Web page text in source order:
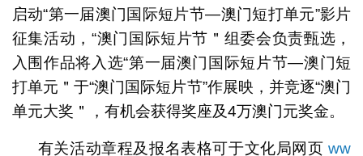
启动“第一届澳门国际短片节―澳门短打单元”影片
征集活动，“澳门国际短片节＂组委会负责甄选，
入围作品将入选“第一届澳门国际短片节―澳门短
打单元＂于“澳门国际短片节”作展映，并竞逐“澳门
单元大奖＂，有机会获得奖座及4万澳门元奖金。
有关活动章程及报名表格可于文化局网页ww